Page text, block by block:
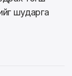
шударга